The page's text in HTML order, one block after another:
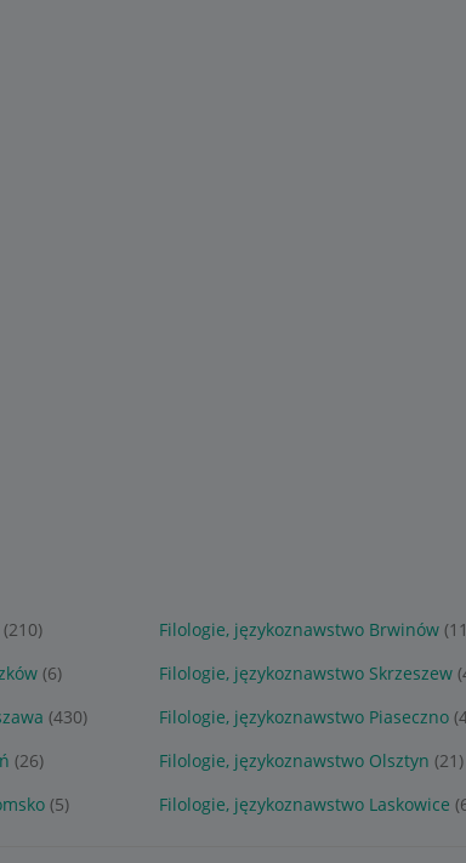
(210) Filologie, językoznawstwo Brwinów
(6) Filologie, językoznawstwo Skrzeszew
(430) Filologie, językoznawstwo Piaseczno
(26) Filologie, językoznawstwo Olsztyn (21)
(5) Filologie, językoznawstwo Laskowice